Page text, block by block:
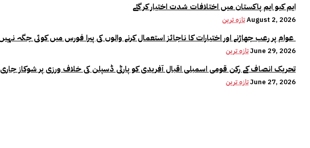
ایم کیو ایم پاکستان میں اختلافات شدت اختیار کر گئے
تازہ ترینAugust 2, 2026
تازہ ترینJune 29, 2026
تحریک انصاف کے رکن قومی اسمبلی اقبال آفریدی کو پارٹی ڈسپلن کی خلاف ورزی پر شوکاز جاری
تازہ ترینJune 27, 2026